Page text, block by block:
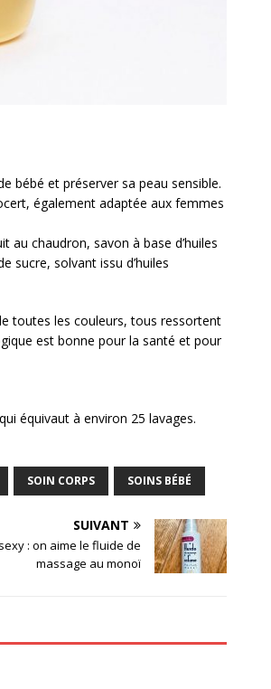
bébé et préserver sa peau sensible.
également adaptée aux femmes
au chaudron, savon à base d’huiles
sucre, solvant issu d’huiles
toutes les couleurs, tous ressortent
est bonne pour la santé et pour
équivaut à environ 25 lavages.
SOIN CORPS SOINS BÉBÉ
SUIVANT
: on aime le fluide de
massage au monoï